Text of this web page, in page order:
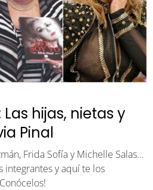
Las hijas, nietas y
Pinal
Frida Sofía y Michelle Salas…
integrantes y aquí te los